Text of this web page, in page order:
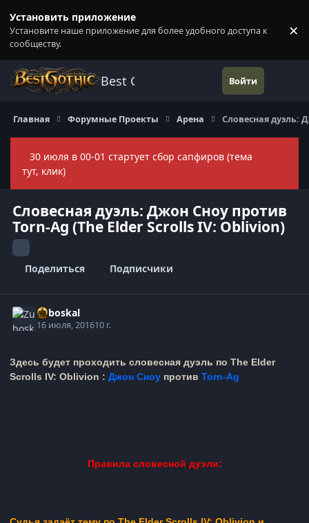
Установить приложение
Установите наше приложение для более удобного доступа к
сообществу.
×
Best Gothic Forums Войти
Главная Форумные Проекты Арена Словесная дуэль:
30 июля в 00-01 стартует сбор сапфиров (тема
тут, клик)
Словесная дуэль: Джон Сноу против
Torn-Ag (The Elder Scrolls IV: Oblivion)
Поделиться Подписчики
Zuboskal
16 июля, 201610 г.
Здесь будет проходить словесная дуэль по The Elder
Scrolls IV: Oblivion : Джон Сноу против Torn-Ag
Правила словесной дуэли: